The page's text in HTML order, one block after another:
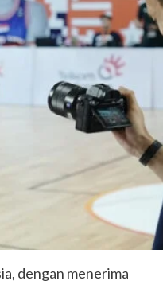
dengan menerima